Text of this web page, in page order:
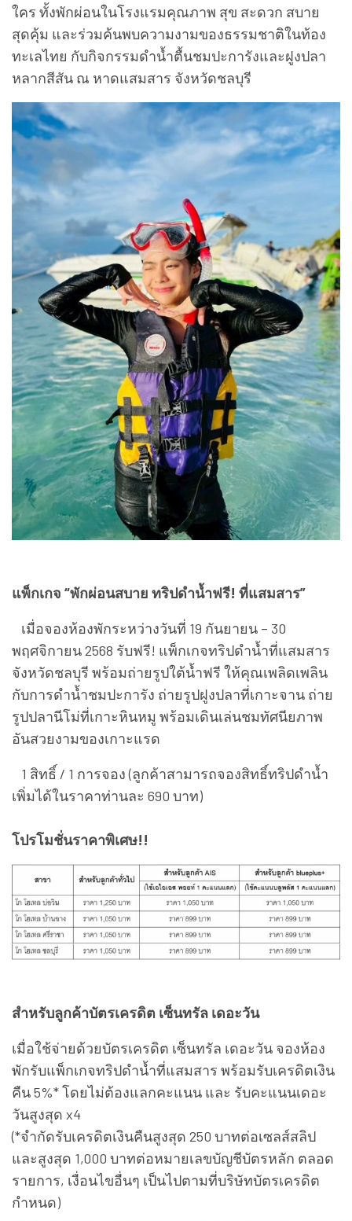
ใคร ทั้งพักผ่อนในโรงแรมคุณภาพ สุข สะดวก สบาย
สุดคุ้ม และร่วมค้นพบความงามของธรรมชาติในท้อง
ทะเลไทย กับกิจกรรมดำน้ำตื้นชมปะการังและฝูงปลา
หลากสีสัน ณ หาดแสมสาร จังหวัดชลบุรี
แพ็กเกจ “พักผ่อนสบาย ทริปดำน้ำฟรี! ที่แสมสาร”
เมื่อจองห้องพักระหว่างวันที่ 19 กันยายน – 30
พฤศจิกายน 2568 รับฟรี! แพ็กเกจทริปดำน้ำที่แสมสาร
จังหวัดชลบุรี พร้อมถ่ายรูปใต้น้ำฟรี ให้คุณเพลิดเพลิน
กับการดำน้ำชมปะการัง ถ่ายรูปฝูงปลาที่เกาะจาน ถ่าย
รูปปลานีโม่ที่เกาะหินหมู พร้อมเดินเล่นชมทัศนียภาพ
อันสวยงามของเกาะแรด
1 สิทธิ์ / 1 การจอง (ลูกค้าสามารถจองสิทธิ์ทริปดำน้ำ
เพิ่มได้ในราคาท่านละ 690 บาท)
โปรโมชั่นราคาพิเศษ!!
สำหรับลูกค้าบัตรเครดิต เซ็นทรัล เดอะวัน
เมื่อใช้จ่ายด้วยบัตรเครดิต เซ็นทรัล เดอะวัน จองห้อง
พักรับแพ็กเกจทริปดำน้ำที่แสมสาร พร้อมรับเครดิตเงิน
คืน 5%* โดยไม่ต้องแลกคะแนน และ รับคะแนนเดอะ
วันสูงสุด x4
(*จำกัดรับเครดิตเงินคืนสูงสุด 250 บาทต่อเซลส์สลิป
และสูงสุด 1,000 บาทต่อหมายเลขบัญชีบัตรหลัก ตลอด
รายการ, เงื่อนไขอื่นๆ เป็นไปตามที่บริษัทบัตรเครดิต
กำหนด)